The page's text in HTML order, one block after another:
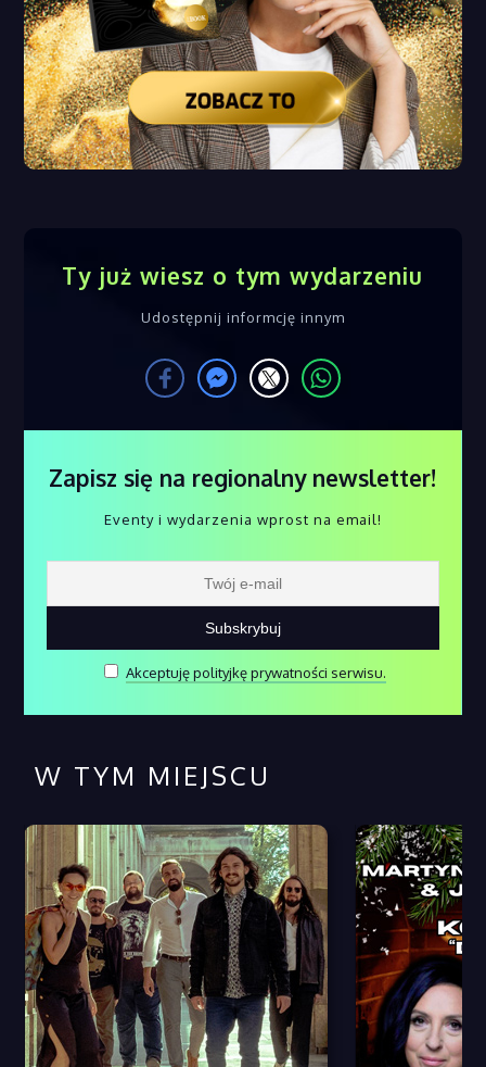
Ty już wiesz o tym wydarzeniu
Udostępnij informcję innym
Zapisz się na regionalny newsletter!
Eventy i wydarzenia wprost na email!
Akceptuję polityjkę prywatności serwisu.
W TYM MIEJSCU